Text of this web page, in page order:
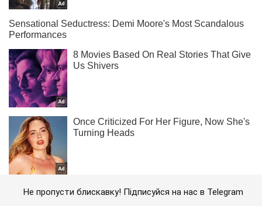
Не пропусти блискавку! Підписуйся на нас в Telegram